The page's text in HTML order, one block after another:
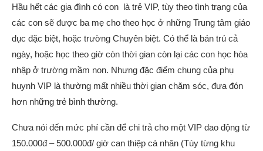
Hầu hết các gia đình có con là trẻ VIP, tùy theo tình trạng của
các con sẽ được ba mẹ cho theo học ở những Trung tâm giáo
dục đặc biệt, hoặc trường Chuyên biệt. Có thể là bán trú cả
ngày, hoặc học theo giờ còn thời gian còn lại các con học hòa
nhập ở trường mầm non. Nhưng đặc điểm chung của phụ
huynh VIP là thường mất nhiều thời gian chăm sóc, đưa đón
hơn những trẻ bình thường.
Chưa nói đến mức phí cần để chi trả cho một VIP dao động từ
150.000đ – 500.000đ/ giờ can thiệp cá nhân (Tùy từng khu